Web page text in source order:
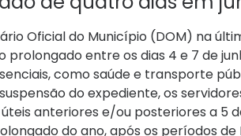
Oficial do Município (DOM) na
prolongado entre os dias 4 e 7 de
como saúde e transporte
do expediente, os
anteriores e/ou posteriores a 5
do ano, após os períodos de